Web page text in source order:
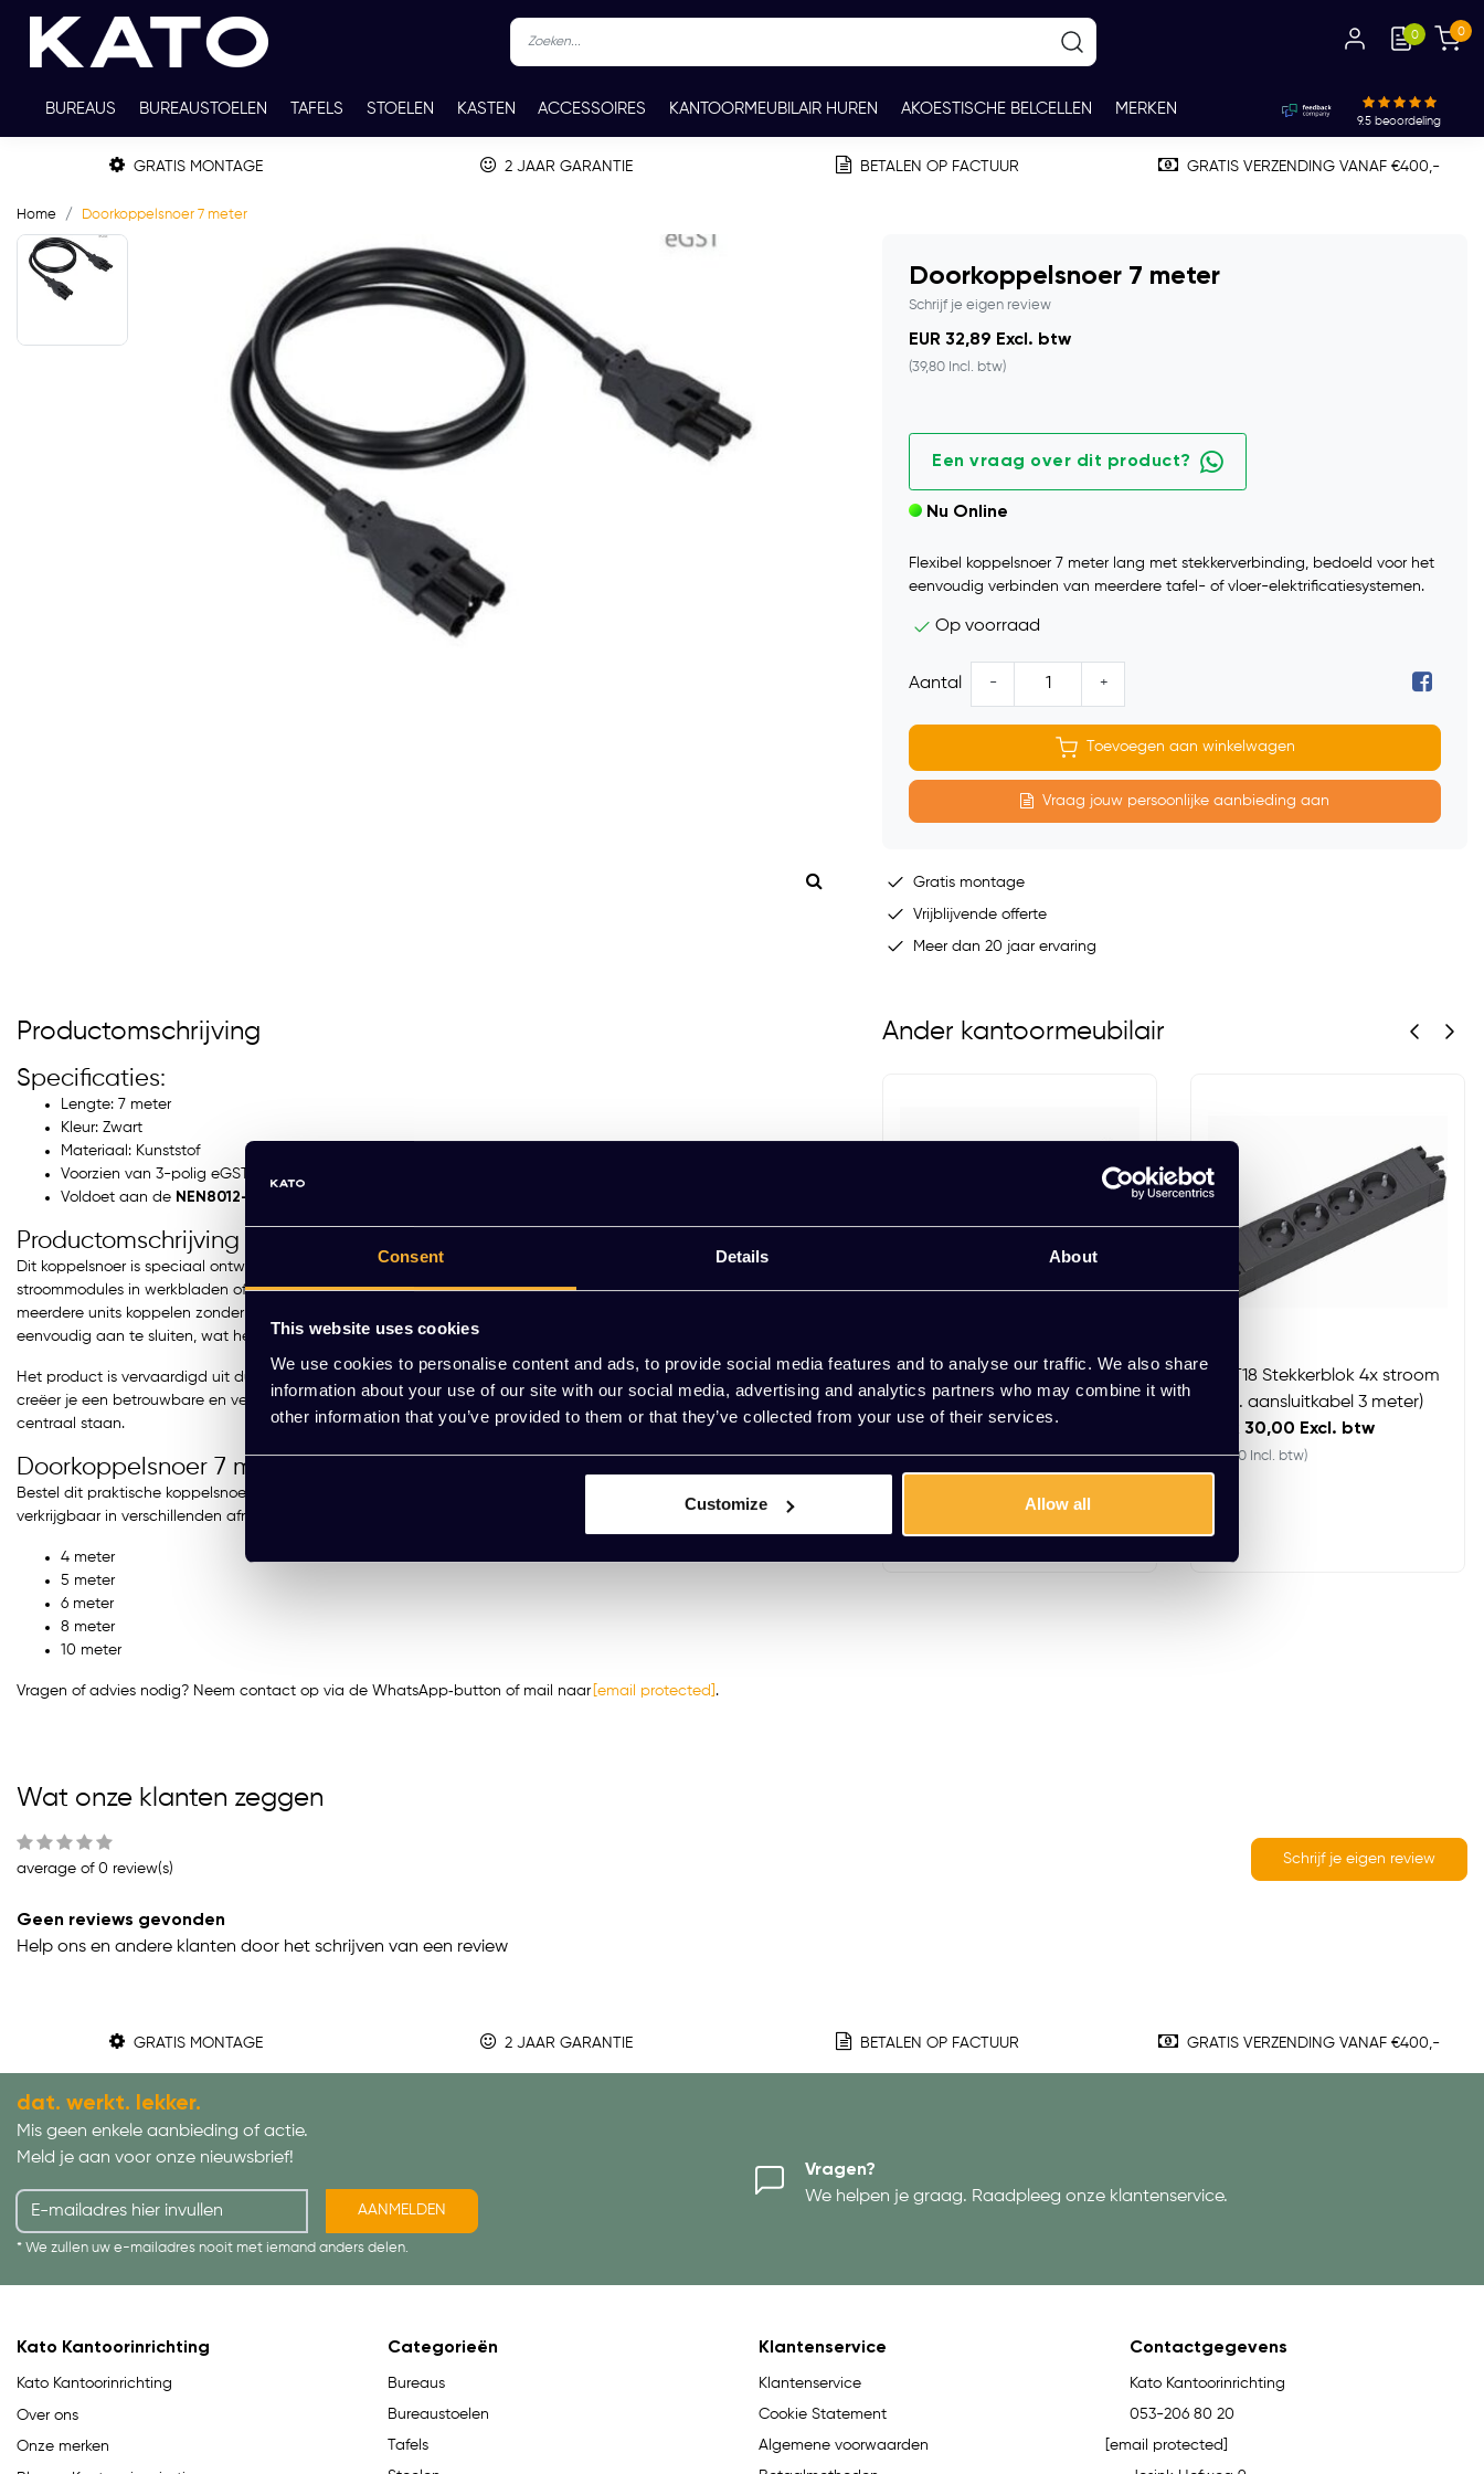
Consent Details About
This website uses cookies
We use cookies to personalise content and ads, to provide social media features and to analyse our traffic. We also share
information about your use of our site with our social media, advertising and analytics partners who may combine it with
other information that you’ve provided to them or that they’ve collected from your use of their services.
Customize Allow all
0 0
BUREAUS BUREAUSTOELEN TAFELS STOELEN KASTEN ACCESSOIRES KANTOORMEUBILAIR HUREN AKOESTISCHE BELCELLEN MERKEN
TWEEDEHANDS THUISWERKPLEKKEN WERKBLADKLEUREN CONTACT
9.5 beoordeling
GRATIS MONTAGE 2 JAAR GARANTIE BETALEN OP FACTUUR GRATIS VERZENDING VANAF €400,-
Home Doorkoppelsnoer 7 meter
Doorkoppelsnoer 7 meter
Schrijf je eigen review
EUR 32,89 Excl. btw
(39,80 Incl. btw)
Een vraag over dit product?
Nu Online
Flexibel koppelsnoer 7 meter lang met stekkerverbinding, bedoeld voor het
eenvoudig verbinden van meerdere tafel- of vloer-elektrificatiesystemen.
Op voorraad
Aantal - +
Toevoegen aan winkelwagen
Vraag jouw persoonlijke aanbieding aan
Gratis montage
Vrijblijvende offerte
Meer dan 20 jaar ervaring
Productomschrijving
Specificaties:
Lengte: 7 meter
Kleur: Zwart
Materiaal: Kunststof
Voorzien van 3-polig eGST female en eGST male stekker
Voldoet aan de NEN8012-2020
Productomschrijving
Dit koppelsnoer is speciaal ontworpen voor gebruik binnen bestaande elektrificatie-opstellingen, zoals
stroommodules in werkbladen of kabelgoten. Dankzij de veilige stekkerverbinding tussen modules kun je flexibel
meerdere units koppelen zonder opnieuw te bedraden. Het snoer is geschikt voor standaard stroomvoorzieningen en
eenvoudig aan te sluiten, wat het ideaal maakt voor zowel kantoor- als thuiswerkplekken.
Het product is vervaardigd uit duurzaam, geïsoleerd materiaal en voldoet aan relevante veiligheidsnormen. Hierdoor
creëer je een betrouwbare en veilige stroomlijn over meerdere modules, waarbij modulariteit en installatiegemak
centraal staan.
Doorkoppelsnoer 7 meter kopen?
Bestel dit praktische koppelsnoer eenvoudig online of vraag vrijblijvend een offerte aan. Dit doorkoppelsnoer is
verkrijgbaar in verschillenden afmetingen:
4 meter
5 meter
6 meter
8 meter
10 meter
Vragen of advies nodig? Neem contact op via de WhatsApp‑button of mail naar [email protected] .
Ander kantoormeubilair
GST18 Stekkerblok 4x stroom
(incl. aansluitkabel 3 meter)
EUR 30,00 Excl. btw
(36,30 Incl. btw)
GST18 Stekkerblok 3x stroom
(incl. aansluitkabel 3 meter)
EUR 25,00 Excl. btw
(30,25 Incl. btw)
GST18 Stekkerblok 4x stroom
(incl. aansluitkabel 3 meter)
EUR 30,00 Excl. btw
(36,30 Incl. btw)
Wat onze klanten zeggen
average of 0 review(s)
Schrijf je eigen review
Geen reviews gevonden
Help ons en andere klanten door het schrijven van een review
GRATIS MONTAGE 2 JAAR GARANTIE BETALEN OP FACTUUR GRATIS VERZENDING VANAF €400,-
dat. werkt. lekker.
Mis geen enkele aanbieding of actie.
Meld je aan voor onze nieuwsbrief!
AANMELDEN
* We zullen uw e-mailadres nooit met iemand anders delen.
Vragen?
We helpen je graag. Raadpleeg onze klantenservice.
Kato Kantoorinrichting
Kato Kantoorinrichting
Over ons
Onze merken
Categorieën
Bureaus
Bureaustoelen
Tafels
Klantenservice
Klantenservice
Cookie Statement
Algemene voorwaarden
Contactgegevens
Kato Kantoorinrichting
053-206 80 20
[email protected]